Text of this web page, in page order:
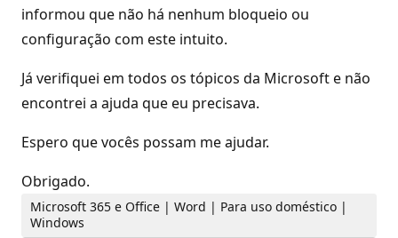
informou que não há nenhum bloqueio ou
configuração com este intuito.
Já verifiquei em todos os tópicos da Microsoft e não
encontrei a ajuda que eu precisava.
Espero que vocês possam me ajudar.
Obrigado.
Microsoft 365 e Office | Word | Para uso doméstico |
Windows